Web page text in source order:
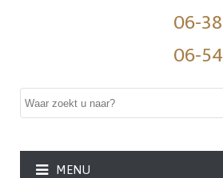
06-
06-
MENU